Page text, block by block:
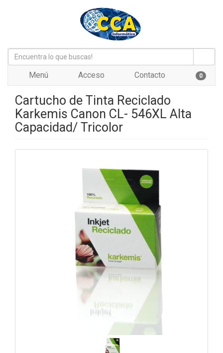
Menú Acceso Contacto 0
Cartucho de Tinta Reciclado
Karkemis Canon CL- 546XL Alta
Capacidad/ Tricolor